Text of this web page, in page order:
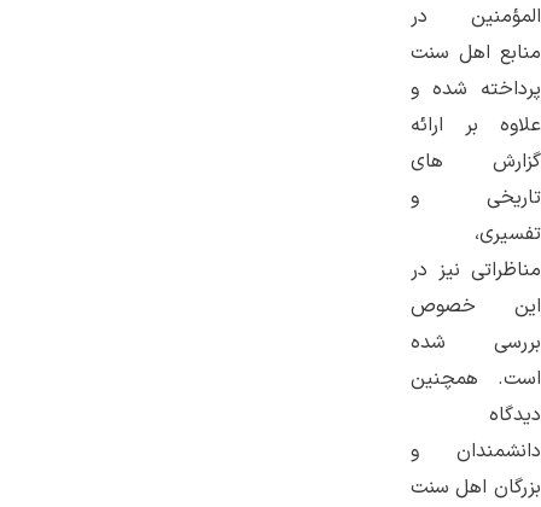
المؤمنین در
منابع اهل سنت
پرداخته شده و
علاوه بر ارائه
گزارش های
تاریخی و
تفسیری،
مناظراتی نیز در
این خصوص
بررسی شده
است. همچنین
دیدگاه
دانشمندان و
بزرگان اهل سنت